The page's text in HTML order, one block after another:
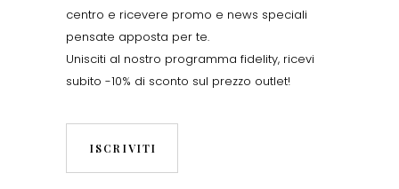
centro e ricevere promo e news speciali
pensate apposta per te.
Unisciti al nostro programma fidelity, ricevi
subito -10% di sconto sul prezzo outlet!
ISCRIVITI